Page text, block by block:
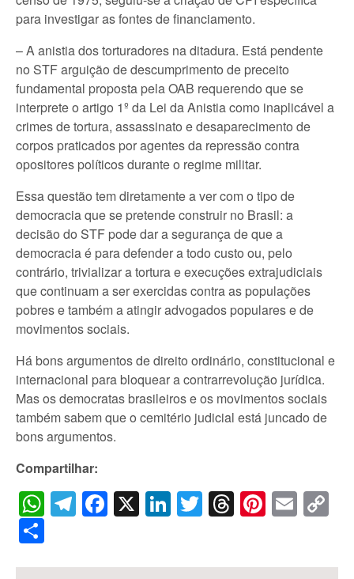
para investigar as fontes de financiamento.
– A anistia dos torturadores na ditadura. Está pendente
no STF arguição de descumprimento de preceito
fundamental proposta pela OAB requerendo que se
interprete o artigo 1º da Lei da Anistia como inaplicável a
crimes de tortura, assassinato e desaparecimento de
corpos praticados por agentes da repressão contra
opositores políticos durante o regime militar.
Essa questão tem diretamente a ver com o tipo de
democracia que se pretende construir no Brasil: a
decisão do STF pode dar a segurança de que a
democracia é para defender a todo custo ou, pelo
contrário, trivializar a tortura e execuções extrajudiciais
que continuam a ser exercidas contra as populações
pobres e também a atingir advogados populares e de
movimentos sociais.
Há bons argumentos de direito ordinário, constitucional e
internacional para bloquear a contrarrevolução jurídica.
Mas os democratas brasileiros e os movimentos sociais
também sabem que o cemitério judicial está juncado de
bons argumentos.
Compartilhar:
WhatsApp
Telegram
Facebook
X LinkedIn
Twitter
Threads